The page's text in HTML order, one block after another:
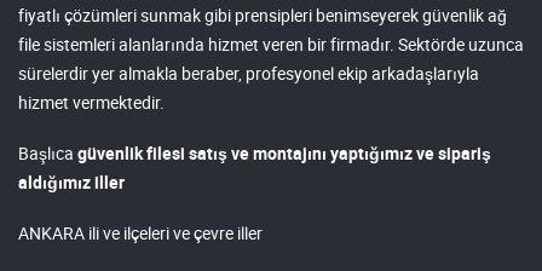
fiyatlı çözümleri sunmak gibi prensipleri benimseyerek güvenlik ağ
file sistemleri alanlarında hizmet veren bir firmadır. Sektörde uzunca
sürelerdir yer almakla beraber, profesyonel ekip arkadaşlarıyla
hizmet vermektedir.
Başlıca güvenlik filesi satış ve montajını yaptığımız ve sipariş
aldığımız iller
ANKARA ili ve ilçeleri ve çevre iller